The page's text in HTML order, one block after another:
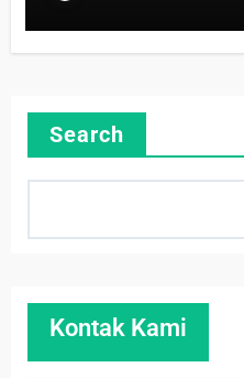
Search
Kontak Kami